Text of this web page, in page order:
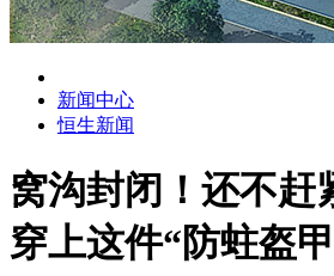
新闻中心
恒生新闻
窝沟封闭！还不赶
穿上这件“防蛀盔